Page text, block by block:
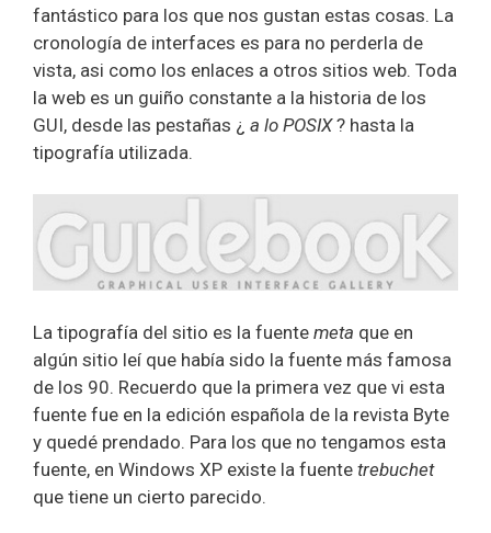
fantástico para los que nos gustan estas cosas. La
cronología de interfaces es para no perderla de
vista, asi como los enlaces a otros sitios web. Toda
la web es un guiño constante a la historia de los
GUI, desde las pestañas ¿ a lo POSIX? hasta la
tipografía utilizada.
La tipografía del sitio es la fuente meta que en
algún sitio leí que había sido la fuente más famosa
de los 90. Recuerdo que la primera vez que vi esta
fuente fue en la edición española de la revista Byte
y quedé prendado. Para los que no tengamos esta
fuente, en Windows XP existe la fuente trebuchet
que tiene un cierto parecido.